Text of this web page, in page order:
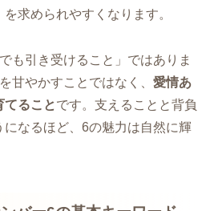
を求められやすくなります。
も引き受けること」ではありま
甘やかすことではなく、 愛情あ
てることです。支えることと背負
になるほど、6の魅力は自然に輝